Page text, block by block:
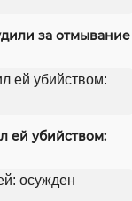
за отмывание
ей убийством: